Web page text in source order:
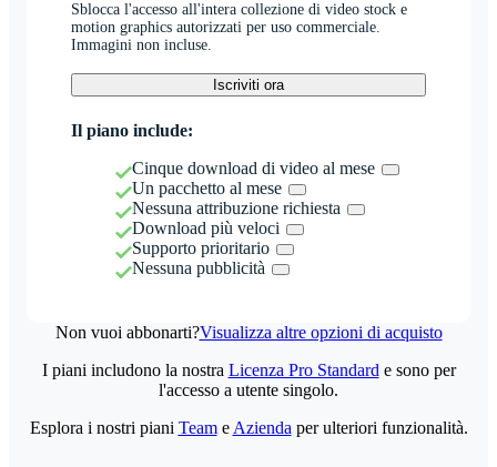
Sblocca l'accesso all'intera collezione di video stock e
motion graphics autorizzati per uso commerciale.
Immagini non incluse.
Iscriviti ora
Il piano include:
Cinque download di video al mese
Un pacchetto al mese
Nessuna attribuzione richiesta
Download più veloci
Supporto prioritario
Nessuna pubblicità
Non vuoi abbonarti?Visualizza altre opzioni di acquisto
I piani includono la nostra Licenza Pro Standard e sono per
l'accesso a utente singolo.
Esplora i nostri piani Teame Azienda per ulteriori funzionalità.